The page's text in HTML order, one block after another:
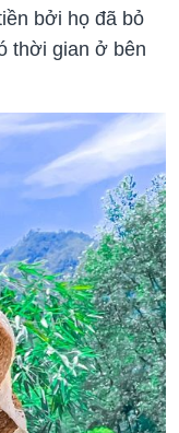
bởi họ đã bỏ
thời gian ở bên